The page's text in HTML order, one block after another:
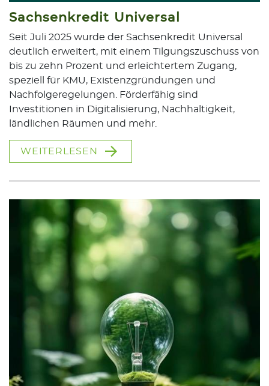
Sachsenkredit Universal
Seit Juli 2025 wurde der Sachsenkredit Universal
deutlich erweitert, mit einem Tilgungszuschuss von
bis zu zehn Prozent und erleichtertem Zugang,
speziell für KMU, Existenzgründungen und
Nachfolgeregelungen. Förderfähig sind
Investitionen in Digitalisierung, Nachhaltigkeit,
ländlichen Räumen und mehr.
WEITERLESEN